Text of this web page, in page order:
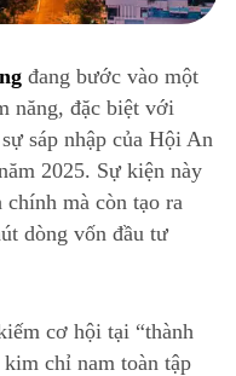
đang bước vào một
năng, đặc biệt với
sáp nhập của Hội An
2025. Sự kiện này
mà còn tạo ra
dòng vốn đầu tư
cơ hội tại “thành
chỉ nam toàn tập